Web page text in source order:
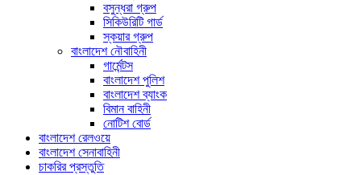
বসুন্ধরা গ্রুপ
সিকিউরিটি গার্ড
স্কয়ার গ্রুপ
বাংলাদেশ নৌবাহিনী
গার্মেন্টস
বাংলাদেশ পুলিশ
বাংলাদেশ ব্যাংক
বিমান বাহিনী
নোটিশ বোর্ড
বাংলাদেশ রেলওয়ে
বাংলাদেশ সেনাবাহিনী
চাকরির প্রস্তুতি